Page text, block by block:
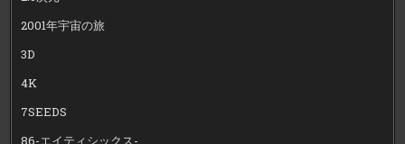
2001年宇宙の旅
3D
4K
7SEEDS
86-エイティシックス-